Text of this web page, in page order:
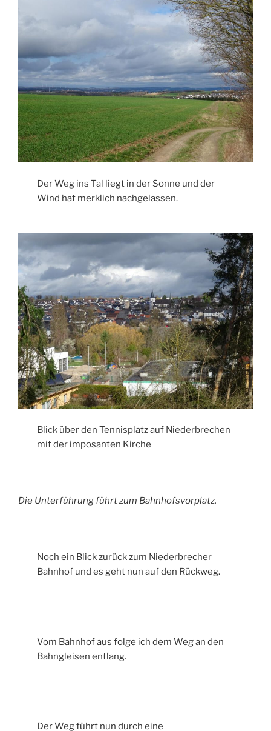
Der Weg ins Tal liegt in der Sonne und der
Wind hat merklich nachgelassen.
Blick über den Tennisplatz auf Niederbrechen
mit der imposanten Kirche
Die Unterführung führt zum Bahnhofsvorplatz.
Noch ein Blick zurück zum Niederbrecher
Bahnhof und es geht nun auf den Rückweg.
Vom Bahnhof aus folge ich dem Weg an den
Bahngleisen entlang.
Der Weg führt nun durch eine